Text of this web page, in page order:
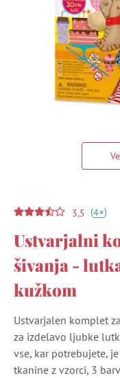
3,5 (4+)
Ustvarjalni
šivanja -
kužkom
Ustvarjalen komplet
za izdelavo ljubke
vse, kar potrebujete,
tkanine z vzorci, 3